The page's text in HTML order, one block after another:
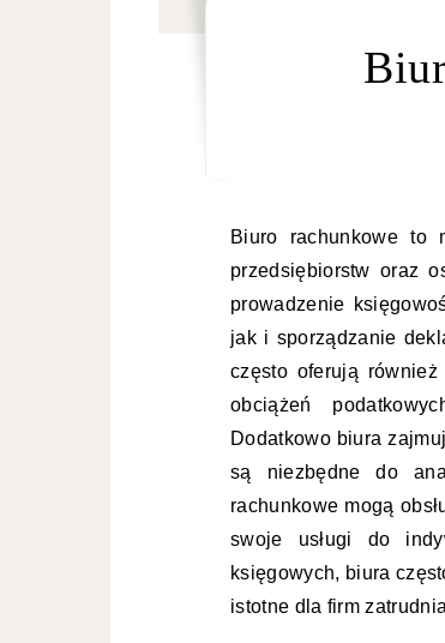
Biuro rachunkowe to
przedsiębiorstw oraz
prowadzenie
jak i sporządzanie
często oferują
obciążeń
Dodatkowo biura
są niezbędne do
rachunkowe mogą
swoje usługi do
księgowych, biura
istotne dla firm